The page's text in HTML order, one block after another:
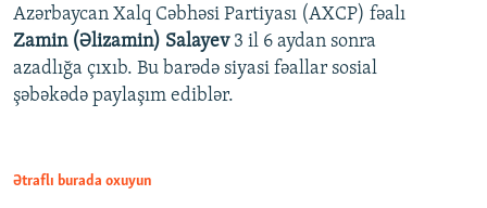
Azərbaycan Xalq Cəbhəsi Partiyası (AXCP) fəalı
Zamin (Əlizamin) Salayev 3 il 6 aydan sonra
azadlığa çıxıb. Bu barədə siyasi fəallar sosial
şəbəkədə paylaşım ediblər.
Ətraflı burada oxuyun